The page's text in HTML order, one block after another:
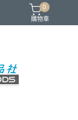
零碼出清
0
購物車